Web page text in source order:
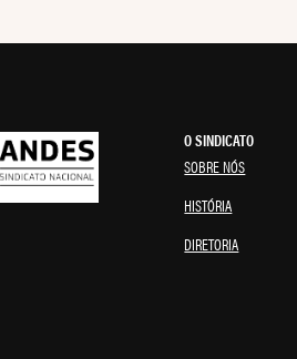
O SINDICATO
SOBRE NÓS
HISTÓRIA
DIRETORIA